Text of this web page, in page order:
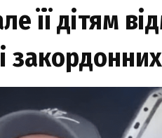
її дiтям